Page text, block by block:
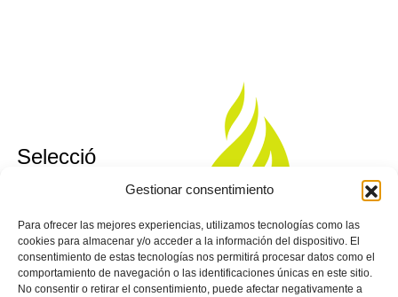
Gestionar consentimiento
Para ofrecer las mejores experiencias, utilizamos tecnologías como las
cookies para almacenar y/o acceder a la información del dispositivo. El
consentimiento de estas tecnologías nos permitirá procesar datos como el
comportamiento de navegación o las identificaciones únicas en este sitio.
No consentir o retirar el consentimiento, puede afectar negativamente a
Selecció
Futsal